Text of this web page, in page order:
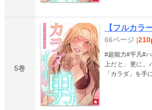
5巻
【フルカラ
66ページ |
#超能力#平凡#ハーレム#メンズ この男に触ると、絶対
上だと、更に
「カラダ」を